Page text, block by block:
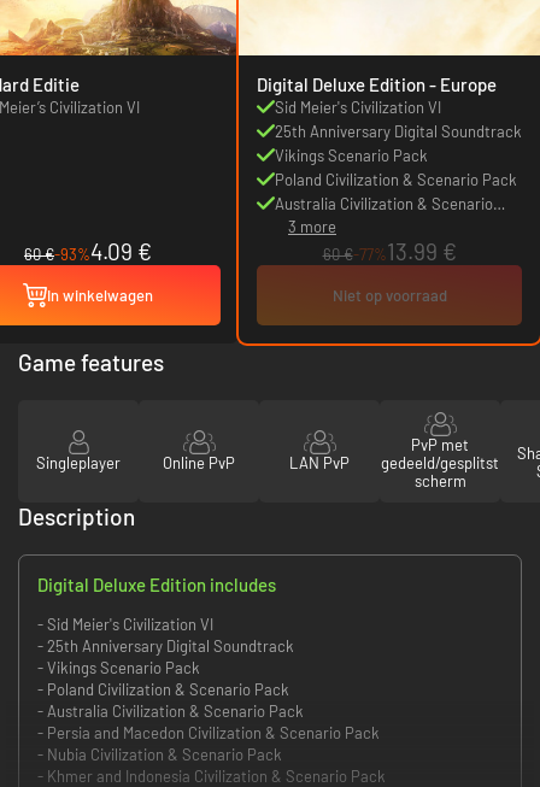
Editie
Civilization VI
60 €-93%4.09 €
In winkelwagen
Digital Deluxe Edition - Europe
Sid Meier's Civilization VI
25th Anniversary Digital Soundtrack
Vikings Scenario Pack
Poland Civilization & Scenario Pack
Australia Civilization & Scenario
Pack
3 more
60 €-77%13.99 €
Niet op voorraad
Game features
Singleplayer Online PvP LAN PvP
PvP met
gedeeld/gesplitst
scherm
Description
Digital Deluxe Edition includes
- Sid Meier's Civilization VI
- 25th Anniversary Digital Soundtrack
- Vikings Scenario Pack
- Poland Civilization & Scenario Pack
- Australia Civilization & Scenario Pack
- Persia and Macedon Civilization & Scenario Pack
- Nubia Civilization & Scenario Pack
- Khmer and Indonesia Civilization & Scenario Pack